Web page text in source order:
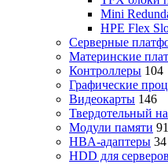
Mini
HPE Flex
Серверные
Материнские
Контроллеры 104
Графические
Видеокарты 146
Твердотельный
Модули памяти 91
HBA-адаптеры 34
HDD для